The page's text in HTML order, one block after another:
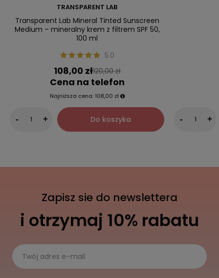
TRANSPARENT LAB
Transparent Lab Mineral Tinted Sunscreen
Medium – mineralny krem z filtrem SPF 50,
100 ml
5.0
108,00 zł120,00 zł
Cena na telefon
Najniższa cena: 108,00 zł
- + Do koszyka - +
Zapisz sie do newslettera
i otrzymaj 10% rabatu
Twój adres e-mail